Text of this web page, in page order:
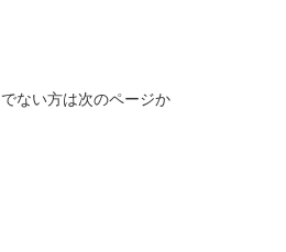
ない方は次のページか